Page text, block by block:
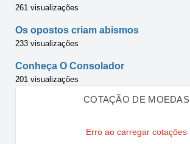
261 visualizações
Os opostos criam abismos
233 visualizações
Conheça O Consolador
201 visualizações
COTAÇÃO DE MOEDAS
Erro ao carregar cotações